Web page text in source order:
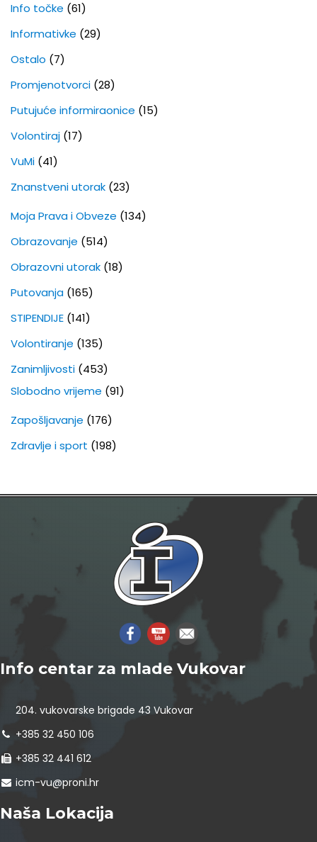
Info točke (61)
Informativke (29)
Ostalo (7)
Promjenotvorci (28)
Putujuće informiraonice (15)
Volontiraj (17)
VuMi (41)
Znanstveni utorak (23)
Moja Prava i Obveze (134)
Obrazovanje (514)
Obrazovni utorak (18)
Putovanja (165)
STIPENDIJE (141)
Volontiranje (135)
Zanimljivosti (453)
Slobodno vrijeme (91)
Zapošljavanje (176)
Zdravlje i sport (198)
Info centar za mlade Vukovar
204. vukovarske brigade 43 Vukovar
+385 32 450 106
+385 32 441 612
icm-vu@proni.hr
Naša Lokacija